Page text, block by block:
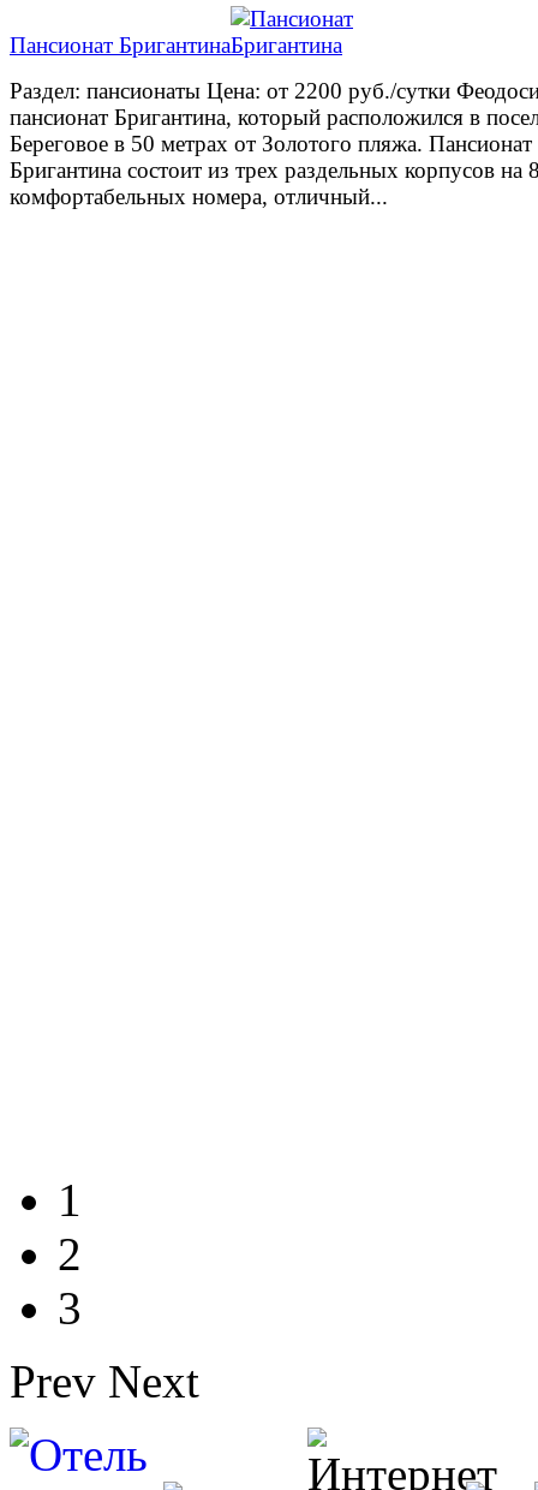
Пансионат Бригантина
Раздел: пансионаты Цена: от 2200 руб./сутки
пансионат Бригантина, который расположился в
Береговое в 50 метрах от Золотого пляжа. Пансионат
Бригантина состоит из трех раздельных корпусов на
комфортабельных номера, отличный...
1
2
3
Prev Next